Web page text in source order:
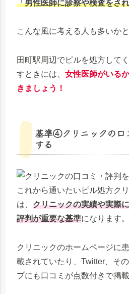
「男性医師に診察や検査をさ
こんな風に考える人も多いかと
田町駅周辺でピルを処方して
すときには、 女性医師がいる
きましょう！
基準④クリニックの口
する
これから通いたいピル処方ク
は、 クリニックの実績や実際
評判が重要な基準になります。
クリニックのホームページに
載されていたり、Twitter、そ
プにも口コミが点数付きで掲